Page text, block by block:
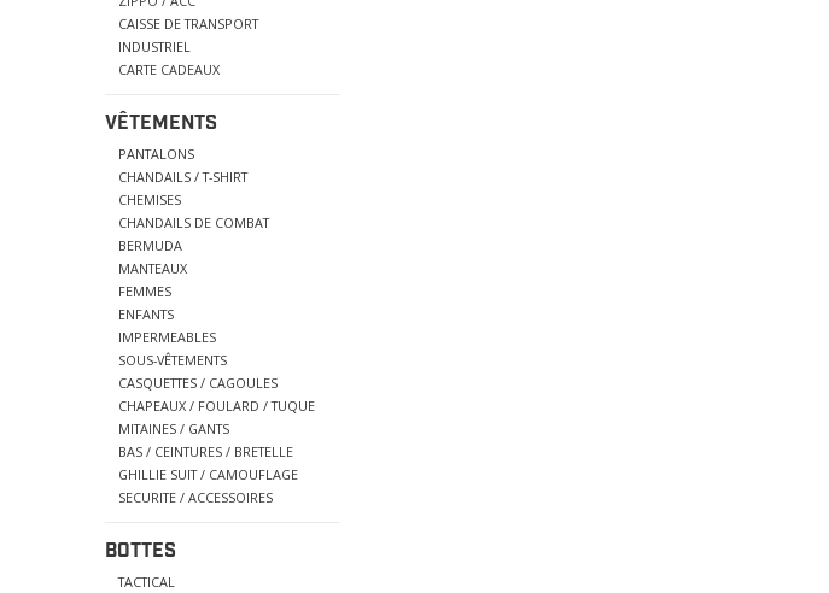
CAISSE DE TRANSPORT
INDUSTRIEL
CARTE CADEAUX
VÊTEMENTS
PANTALONS
CHANDAILS / T-SHIRT
CHEMISES
CHANDAILS DE COMBAT
BERMUDA
MANTEAUX
FEMMES
ENFANTS
IMPERMEABLES
SOUS-VÊTEMENTS
CASQUETTES / CAGOULES
CHAPEAUX / FOULARD / TUQUE
MITAINES / GANTS
BAS / CEINTURES / BRETELLE
GHILLIE SUIT / CAMOUFLAGE
SECURITE / ACCESSOIRES
BOTTES
TACTICAL